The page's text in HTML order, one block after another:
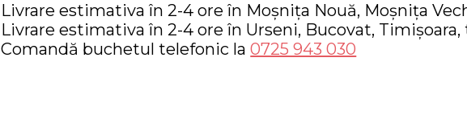
Livrare estimativa în 2-4 ore în Moșnița Nouă, Moșnița
Livrare estimativa în 2-4 ore în Urseni, Bucovat,
Comandă buchetul telefonic la0725 943 030